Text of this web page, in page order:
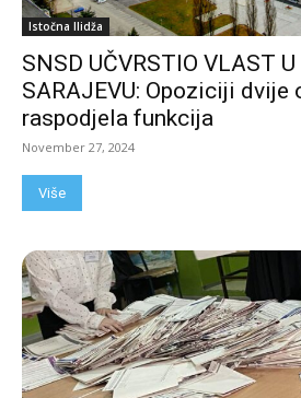
Istočna Ilidža
SNSD UČVRSTIO VLAST
SARAJEVU: Opoziciji dvije
raspodjela funkcija
November 27, 2024
Više